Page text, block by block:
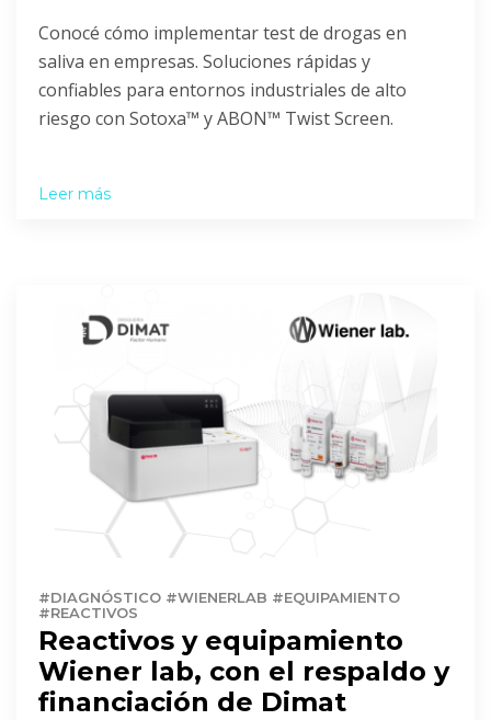
Conocé cómo implementar test de drogas en
saliva en empresas. Soluciones rápidas y
confiables para entornos industriales de alto
riesgo con Sotoxa™ y ABON™ Twist Screen.
Leer más
#DIAGNÓSTICO #WIENERLAB #EQUIPAMIENTO
#REACTIVOS
Reactivos y equipamiento
Wiener lab, con el respaldo y
financiación de Dimat